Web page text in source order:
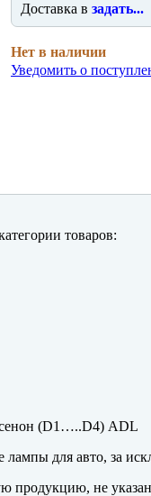
Доставка в задать...
Нет в наличии
Уведомить о
товаров:
(D1…..D4) ADL
лампы для авто, за
продукцию, не